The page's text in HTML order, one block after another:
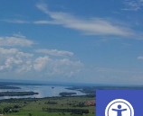
Barra de Ferramentas Aberta